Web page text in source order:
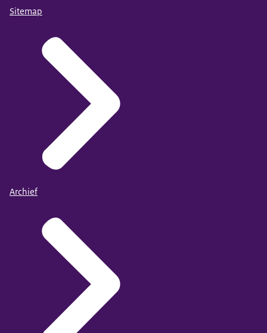
Sitemap
Archief